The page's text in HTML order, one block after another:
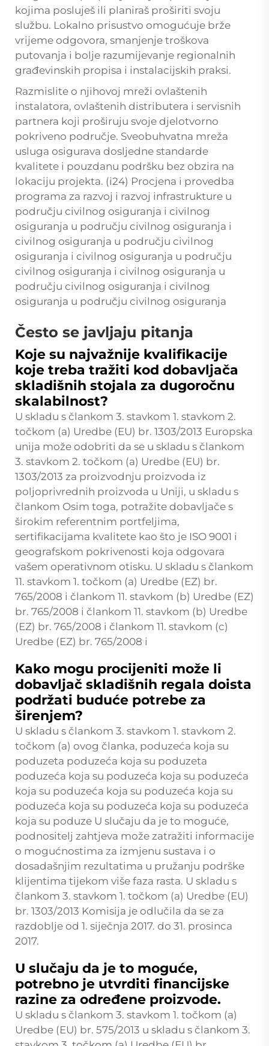
kojima posluješ ili planiraš proširiti svoju
službu. Lokalno prisustvo omogućuje brže
vrijeme odgovora, smanjenje troškova
putovanja i bolje razumijevanje regionalnih
građevinskih propisa i instalacijskih praksi.
Razmislite o njihovoj mreži ovlaštenih
instalatora, ovlaštenih distributera i servisnih
partnera koji proširuju svoje djelotvorno
pokriveno područje. Sveobuhvatna mreža
usluga osigurava dosljedne standarde
kvalitete i pouzdanu podršku bez obzira na
lokaciju projekta. (i24) Procjena i provedba
programa za razvoj i razvoj infrastrukture u
području civilnog osiguranja i civilnog
osiguranja u području civilnog osiguranja i
civilnog osiguranja u području civilnog
osiguranja i civilnog osiguranja u području
civilnog osiguranja i civilnog osiguranja u
području civilnog osiguranja i civilnog
osiguranja u području civilnog osiguranja
Često se javljaju pitanja
Koje su najvažnije kvalifikacije
koje treba tražiti kod dobavljača
skladišnih stojala za dugoročnu
skalabilnost?
U skladu s člankom 3. stavkom 1. stavkom 2.
točkom (a) Uredbe (EU) br. 1303/2013 Europska
unija može odobriti da se u skladu s člankom
3. stavkom 2. točkom (a) Uredbe (EU) br.
1303/2013 za proizvodnju proizvoda iz
poljoprivrednih proizvoda u Uniji, u skladu s
člankom Osim toga, potražite dobavljače s
širokim referentnim portfeljima,
sertifikacijama kvalitete kao što je ISO 9001 i
geografskom pokrivenosti koja odgovara
vašem operativnom otisku. U skladu s člankom
11. stavkom 1. točkom (a) Uredbe (EZ) br.
765/2008 i člankom 11. stavkom (b) Uredbe (EZ)
br. 765/2008 i člankom 11. stavkom (b) Uredbe
(EZ) br. 765/2008 i člankom 11. stavkom (c)
Uredbe (EZ) br. 765/2008 i
Kako mogu procijeniti može li
dobavljač skladišnih regala doista
podržati buduće potrebe za
širenjem?
U skladu s člankom 3. stavkom 1. stavkom 2.
točkom (a) ovog članka, poduzeća koja su
poduzeta poduzeća koja su poduzeta
poduzeća koja su poduzeća koja su poduzeća
koja su poduzeća koja su poduzeća koja su
poduzeća koja su poduzeća koja su poduzeća
koja su poduze U slučaju da je to moguće,
podnositelj zahtjeva može zatražiti informacije
o mogućnostima za izmjenu sustava i o
dosadašnjim rezultatima u pružanju podrške
klijentima tijekom više faza rasta. U skladu s
člankom 3. stavkom 1. točkom (a) Uredbe (EU)
br. 1303/2013 Komisija je odlučila da se za
razdoblje od 1. siječnja 2017. do 31. prosinca
2017.
U slučaju da je to moguće,
potrebno je utvrditi financijske
razine za određene proizvode.
U skladu s člankom 3. stavkom 1. točkom (a)
Uredbe (EU) br. 575/2013 u skladu s člankom 3.